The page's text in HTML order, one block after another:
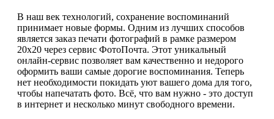
В наш век технологий, сохранение воспоминаний
принимает новые формы. Одним из лучших способов
является заказ печати фотографий в рамке размером
20х20 через сервис ФотоПочта. Этот уникальный
онлайн-сервис позволяет вам качественно и недорого
оформить ваши самые дорогие воспоминания. Теперь
нет необходимости покидать уют вашего дома для того,
чтобы напечатать фото. Всё, что вам нужно - это доступ
в интернет и несколько минут свободного времени.